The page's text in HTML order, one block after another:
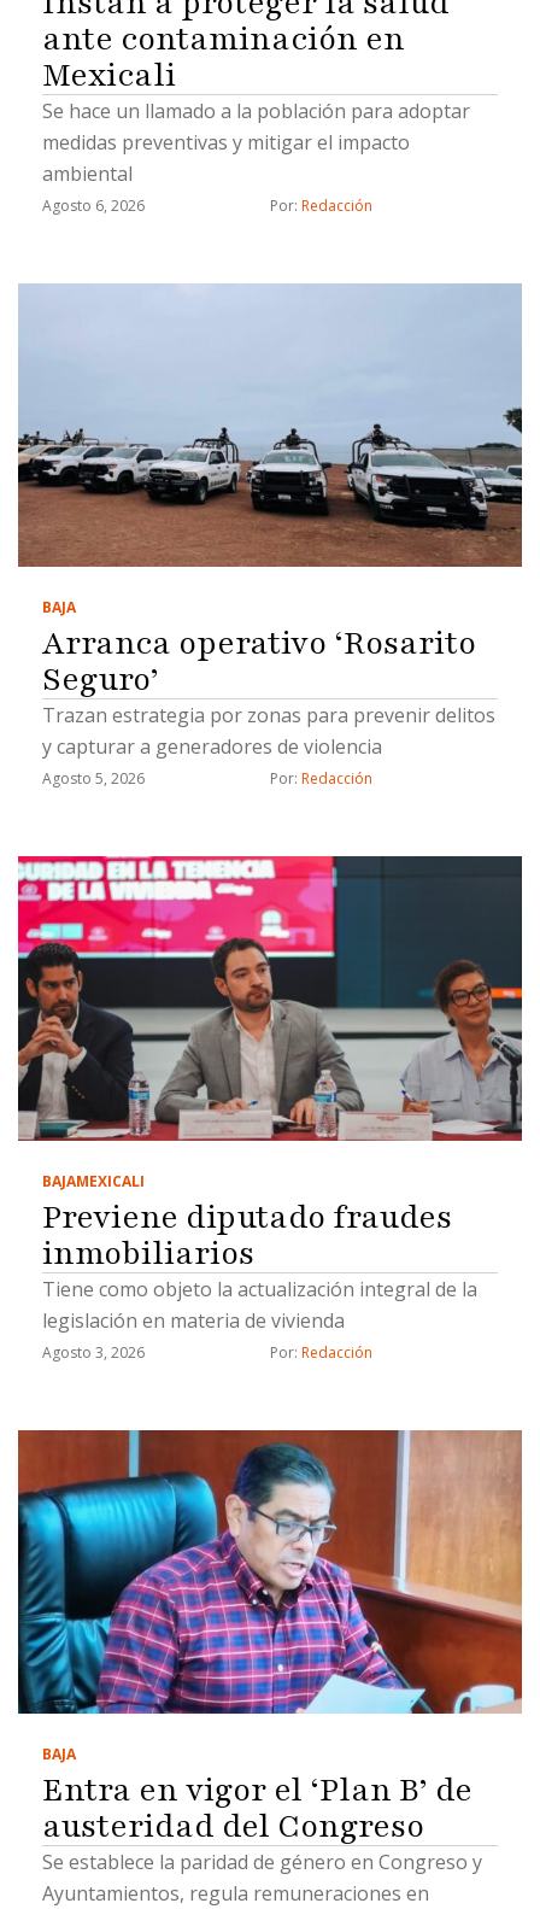
ante contaminación en
Mexicali
Se hace un llamado a la población para adoptar
medidas preventivas y mitigar el impacto
ambiental
Agosto 6, 2026 Por: Redacción
BAJA
Arranca operativo ‘Rosarito
Seguro’
Trazan estrategia por zonas para prevenir delitos
y capturar a generadores de violencia
Agosto 5, 2026 Por: Redacción
BAJAMEXICALI
Previene diputado fraudes
inmobiliarios
Tiene como objeto la actualización integral de la
legislación en materia de vivienda
Agosto 3, 2026 Por: Redacción
BAJA
Entra en vigor el ‘Plan B’ de
austeridad del Congreso
Se establece la paridad de género en Congreso y
Ayuntamientos, regula remuneraciones en